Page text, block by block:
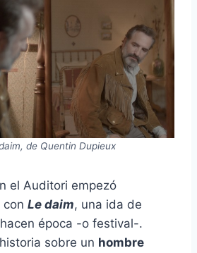
de Quentin Dupieux
el Auditori empezó
con Le daim, una ida de
época -o festival-.
sobre un hombre